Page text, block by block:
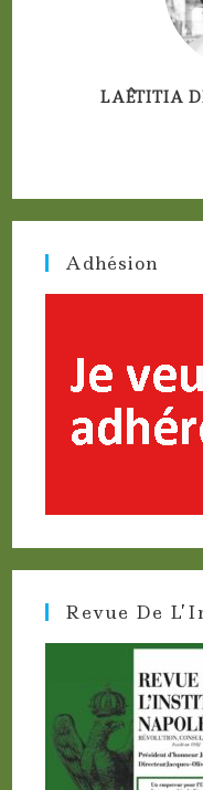
LAÊTITIA
Adhésion
Revue De